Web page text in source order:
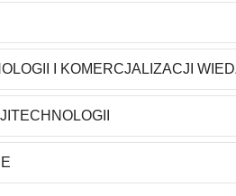
I KOMERCJALIZACJI